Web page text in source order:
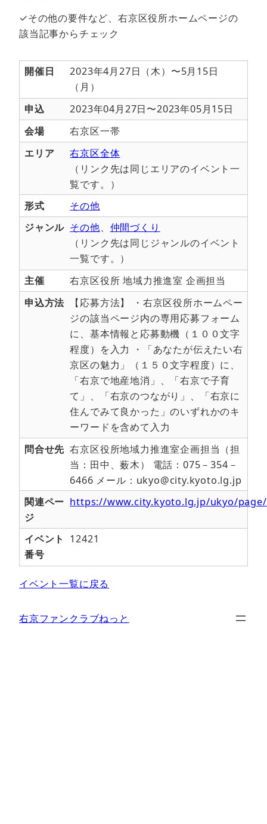
✓その他の要件など、右京区役所ホームページの
該当記事からチェック
開催日
2023年4月27日（木）〜5月15日
（月）
申込
2023年04月27日〜2023年05月15日
会場
右京区一帯
エリア
右京区全体
（リンク先は同じエリアのイベント一
覧です。）
形式
その他
ジャンル その他、 仲間づくり
（リンク先は同じジャンルのイベント
一覧です。）
主催
右京区役所 地域力推進室 企画担当
申込方法
【応募方法】 ・右京区役所ホームペー
ジの該当ページ内の専用応募フォーム
に、基本情報と応募動機（１００文字
程度）を入力 ・「あなたが伝えたい右
京区の魅力」（１５０文字程度）に、
「右京で地産地消」、「右京で子育
て」、「右京のつながり」、「右京に
住んでみて良かった」のいずれかのキ
ーワードを含めて入力
問合せ先 右京区役所地域力推進室企画担当（担
当：田中、薮木） 電話：075－354－
6466 メール：ukyo@city.kyoto.lg.jp
関連ペー
ジ
https://www.city.kyoto.lg.jp/ukyo/
イベント
番号
12421
イベント一覧に戻る
右京ファンクラブねっと